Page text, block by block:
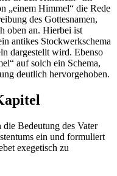
„einem Himmel“ die Rede
des Gottesnamen,
oben an. Hierbei ist
antikes Stockwerkschema
dargestellt wird. Ebenso
auf solch ein Schema,
deutlich hervorgehoben.
Bedeutung des Vater
ein und formuliert
exegetisch zu